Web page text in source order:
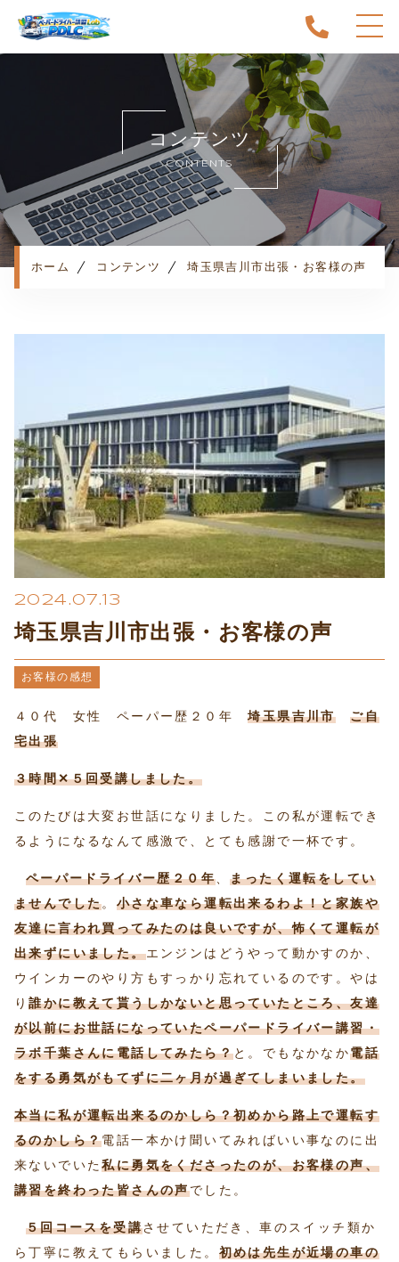
ホーム
当スクールについて
キャンペーン
料金表・コース
出張エリア
予約状況
プライバシーポリシー
コンテンツ
CONTENTS
ホーム コンテンツ 埼玉県吉川市出張・お客様の声
2024.07.13
埼玉県吉川市出張・お客様の声
お客様の感想
４０代 女性 ペーパー歴２０年埼玉県吉川市
ご自
宅出張
３時間✕５回受講しました。
このたびは大変お世話になりました。この私が運転でき
るようになるなんて感激で、とても感謝で一杯です。
ペーパードライバー歴２０年、まったく運転をしてい
ませんでした。 小さな車なら運転出来るわよ！と家族や
友達に言われ買ってみたのは良いですが、怖くて運転が
出来ずにいました。エンジンはどうやって動かすのか、
ウインカーのやり方もすっかり忘れているのです。やは
り誰かに教えて貰うしかないと思っていたところ、友達
が以前にお世話になっていたペーパードライバー講習・
ラボ千葉さんに電話してみたら？と。でもなかなか電話
をする勇気がもてずに二ヶ月が過ぎてしまいました。
本当に私が運転出来るのかしら？初めから路上で運転す
るのかしら？電話一本かけ聞いてみればいい事なのに出
来ないでいた私に勇気をくださったのが、お客様の声、
講習を終わった皆さんの声でした。
５回コースを受講させていただき、車のスイッチ類か
ら丁寧に教えてもらいました。 初めは先生が近場の車の